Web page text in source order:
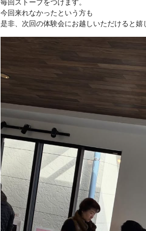
毎回ストーブをつけます。
今回来れなかったという方も
是非、次回の体験会にお越しいただけると